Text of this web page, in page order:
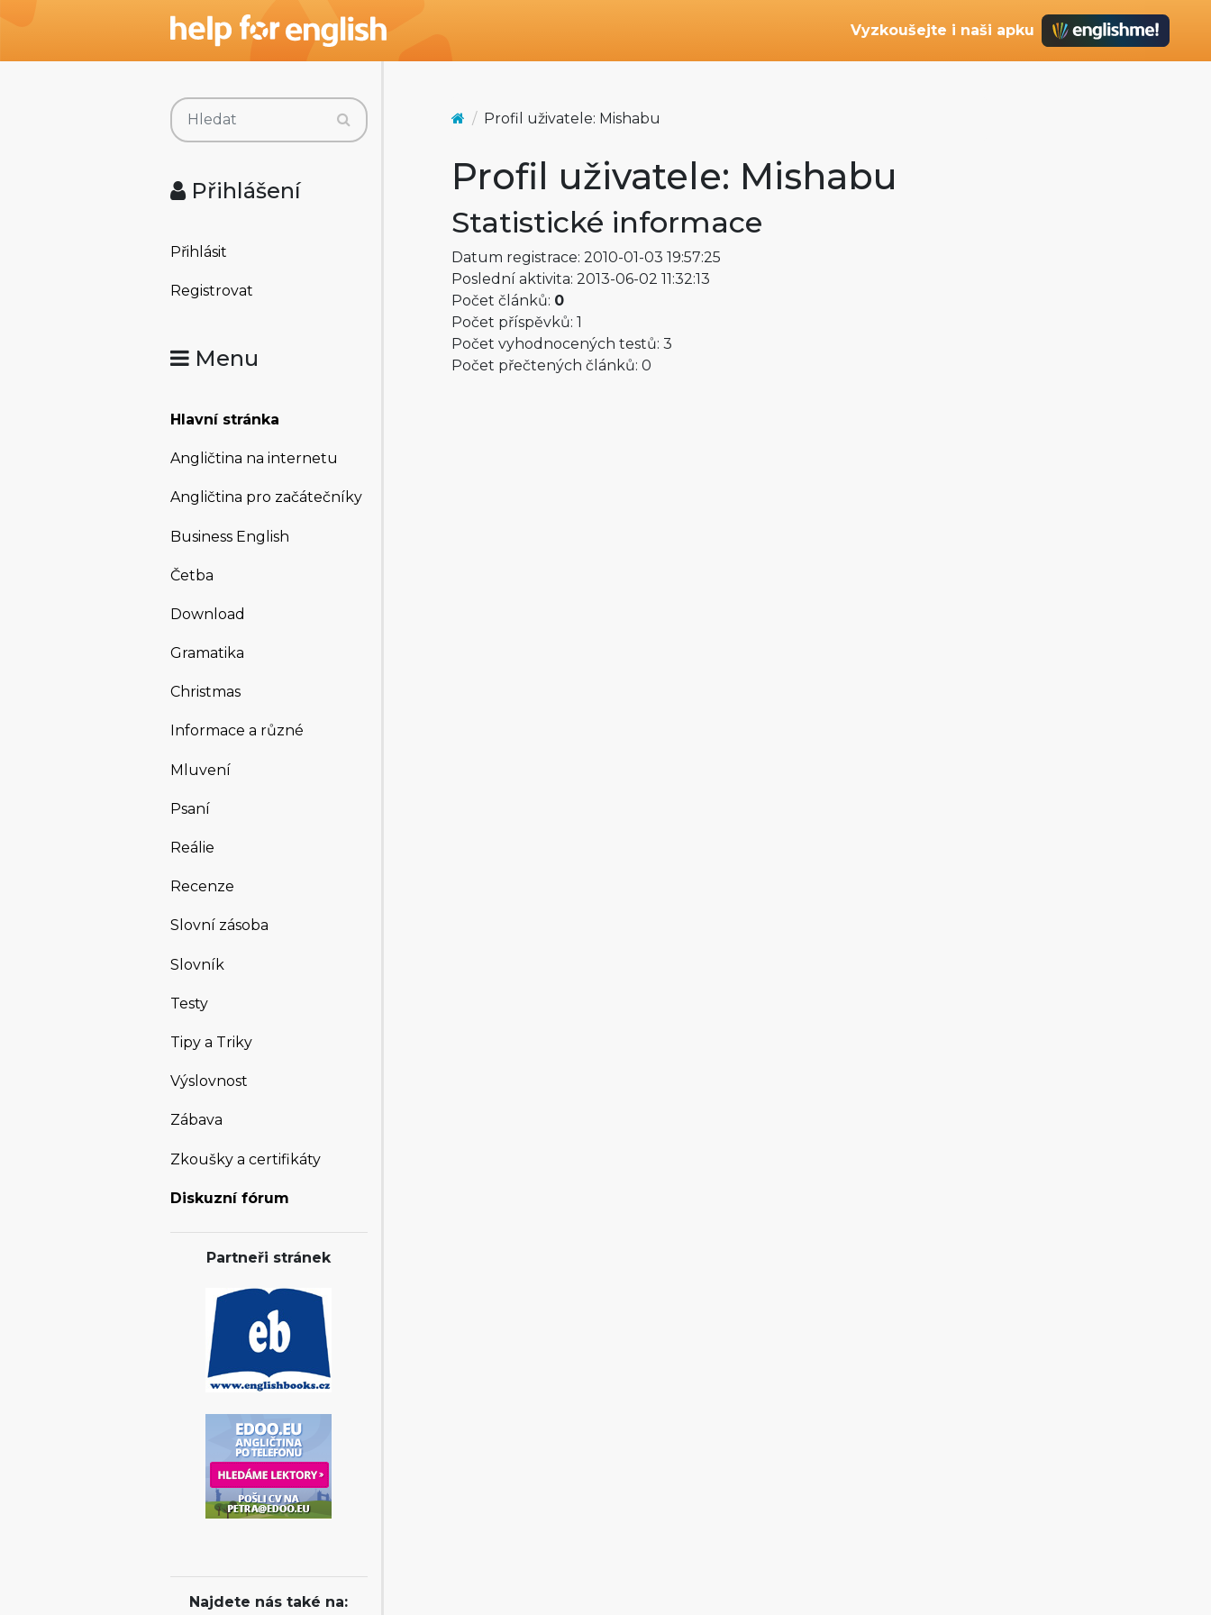
Vyzkoušejte i naši apku
Přihlášení
Přihlásit
Registrovat
Menu
Hlavní stránka
Angličtina na internetu
Angličtina pro začátečníky
Business English
Četba
Download
Gramatika
Christmas
Informace a různé
Mluvení
Psaní
Reálie
Recenze
Slovní zásoba
Slovník
Testy
Tipy a Triky
Výslovnost
Zábava
Zkoušky a certifikáty
Diskuzní fórum
Partneři stránek
Najdete nás také na:
Profil uživatele: Mishabu
Profil uživatele: Mishabu
Statistické informace
Datum registrace: 2010-01-03 19:57:25
Poslední aktivita: 2013-06-02 11:32:13
Počet článků: 0
Počet příspěvků: 1
Počet vyhodnocených testů: 3
Počet přečtených článků: 0